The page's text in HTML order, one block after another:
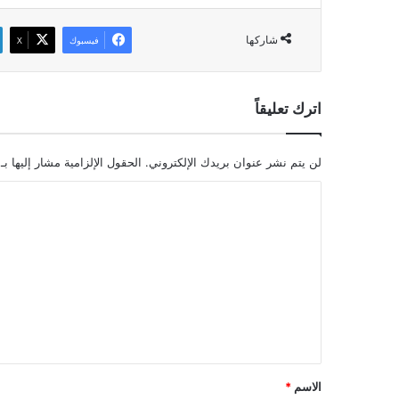
شاركها فيسبوك ‫X
اترك تعليقاً
لن يتم نشر عنوان بريدك الإلكتروني. الحقول الإلزامية مشار إليها بـ
*
الاسم *